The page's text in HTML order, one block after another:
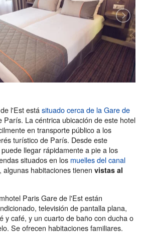
l'Est estásituado cerca de la Gare de
París. La céntrica ubicación de este hotel
en transporte público a los
turístico de París. Desde este
llegar rápidamente a pie a los
situados en los muelles del canal
algunas habitaciones tienen vistas al
Paris Gare de l'Est están
televisión de pantalla plana,
y café, y un cuarto de baño con ducha o
Se ofrecen habitaciones familiares.